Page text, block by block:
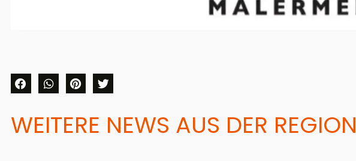
WEITERE NEWS AUS DER REGION